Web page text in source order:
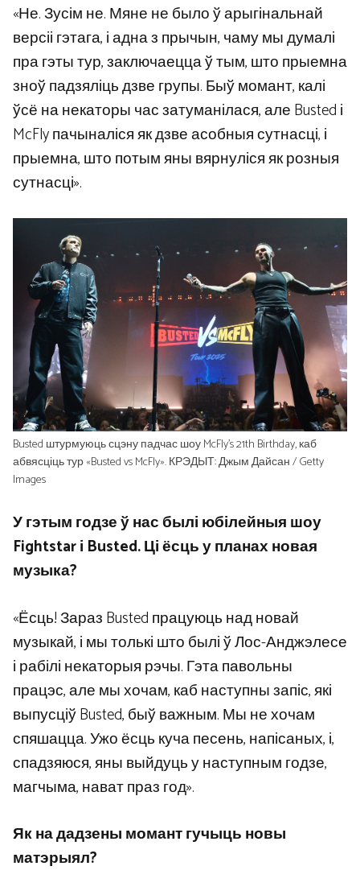
«Не. Зусім не. Мяне не было ў арыгінальнай
версіі гэтага, і адна з прычын, чаму мы думалі
пра гэты тур, заключаецца ў тым, што прыемна
зноў падзяліць дзве групы. Быў момант, калі
ўсё на некаторы час затуманілася, але Busted і
McFly пачыналіся як дзве асобныя сутнасці, і
прыемна, што потым яны вярнуліся як розныя
сутнасці».
Busted штурмуюць сцэну падчас шоу McFly’s 21th Birthday, каб
абвясціць тур «Busted vs McFly». КРЭДЫТ: Джым Дайсан / Getty
Images
У гэтым годзе ў нас былі юбілейныя шоу
Fightstar і Busted. Ці ёсць у планах новая
музыка?
«Ёсць! Зараз Busted працуюць над новай
музыкай, і мы толькі што былі ў Лос-Анджэлесе
і рабілі некаторыя рэчы. Гэта павольны
працэс, але мы хочам, каб наступны запіс, які
выпусціў Busted, быў важным. Мы не хочам
спяшацца. Ужо ёсць куча песень, напісаных, і,
спадзяюся, яны выйдуць у наступным годзе,
магчыма, нават праз год».
Як на дадзены момант гучыць новы
матэрыял?